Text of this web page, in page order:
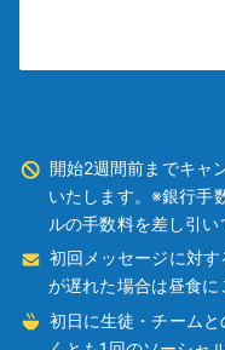
開始2週間前までキャ
いたします。※銀行手
ルの手数料を差し引い
初回メッセージに対
が遅れた場合は昼食に
初日に生徒・チーム